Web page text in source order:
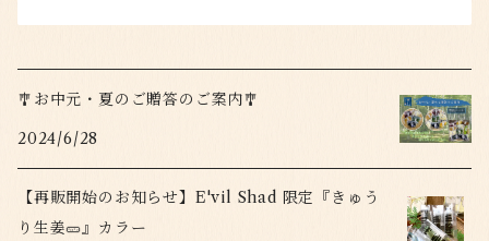
🎐お中元・夏のご贈答のご案内🎐
2024/6/28
【再販開始のお知らせ】E'vil Shad 限定『きゅう
り生姜🥒』カラー